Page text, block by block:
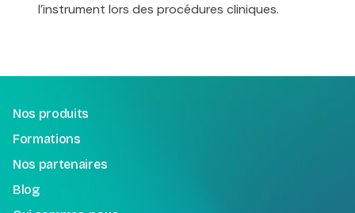
l'instrument lors des procédures cliniques.
Nos produits
Formations
Nos partenaires
Blog